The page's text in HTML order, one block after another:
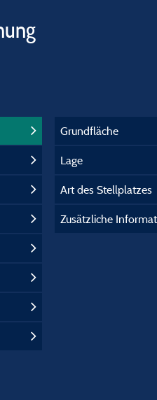
Grundfläche
Lage
Art des Stellplatzes
Zusätzliche